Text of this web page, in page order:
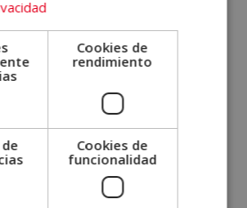
en el curso de
Cookies de
rendimiento
Cookies de
funcionalidad